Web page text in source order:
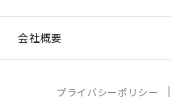
会社概要
プライバシーポリシー